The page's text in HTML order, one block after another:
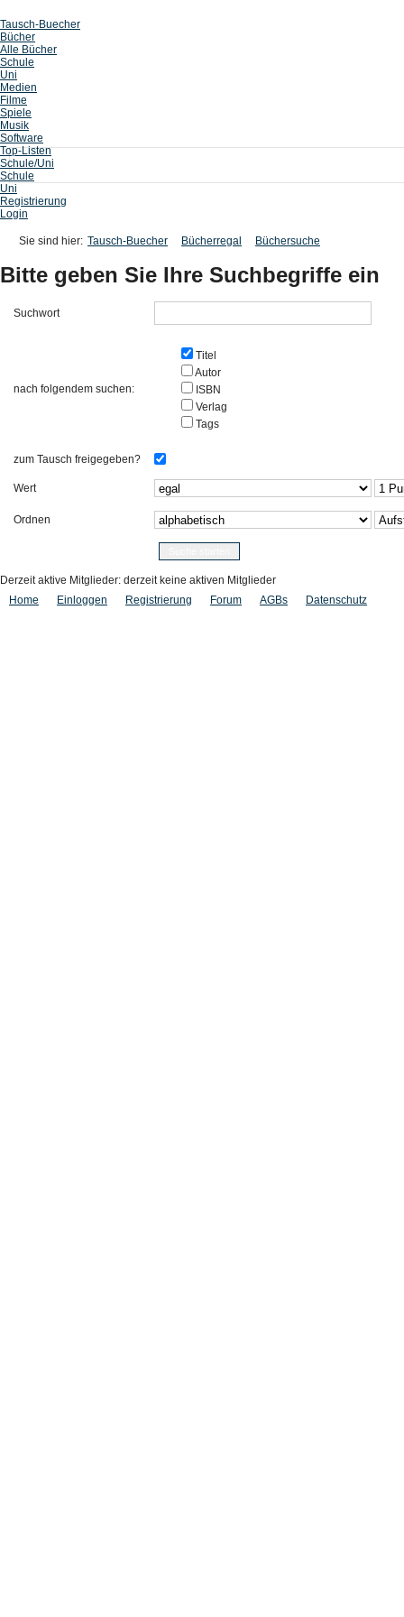
Tausch-Buecher
Bücher
Alle Bücher
Schule
Uni
Medien
Filme
Spiele
Musik
Software
Top-Listen
Schule/Uni
Schule
Uni
Registrierung
Login
Sie sind hier: Tausch-Buecher Bücherregal Büchersuche
Bitte geben Sie Ihre Suchbegriffe ein
Suchwort
nach folgendem suchen:
Titel
Autor
ISBN
Verlag
Tags
zum Tausch freigegeben?
Wert
Ordnen
Derzeit aktive Mitglieder: derzeit keine aktiven Mitglieder
Home
Einloggen Registrierung Forum AGBs Datenschutz